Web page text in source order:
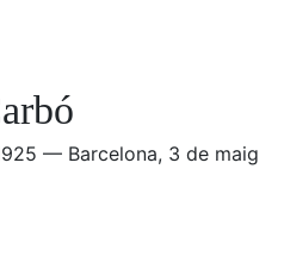
— Barcelona, 3 de maig